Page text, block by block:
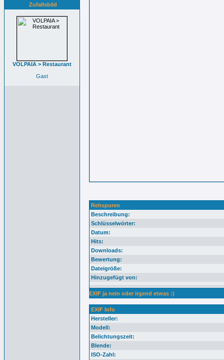
Zufallsbild
VOLPAIA > Restaurant
Gast
Rehspuren
Beschreibung:
Schlüsselwörter:
Datum:
Hits:
Downloads:
Bewertung:
Dateigröße:
Hinzugefügt von:
EXIF ja nein oder irgend etwas :)
EXIF Info
Hersteller:
Modell:
Belichtungszeit:
Blende:
ISO-Zahl: